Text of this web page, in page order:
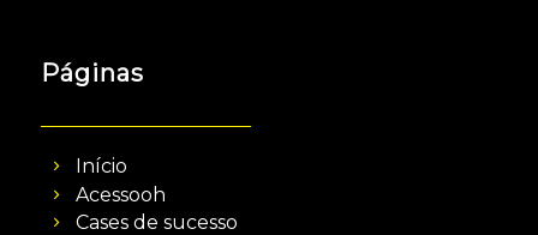
Páginas
Início
Acessooh
Cases de sucesso